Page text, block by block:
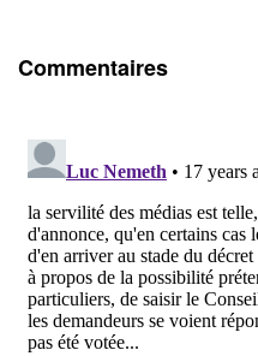
Commentaires